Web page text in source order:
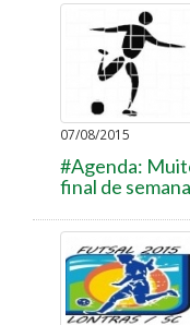
07/08/2015
#Agenda:
final de semana